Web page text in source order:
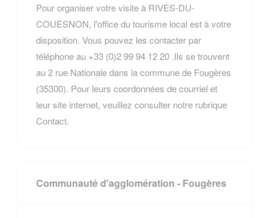
Pour organiser votre visite à RIVES-DU-
COUESNON, l'office du tourisme local est à votre
disposition. Vous pouvez les contacter par
téléphone au +33 (0)2 99 94 12 20 .Ils se trouvent
au 2 rue Nationale dans la commune de Fougères
(35300). Pour leurs coordonnées de courriel et
leur site internet, veuillez consulter notre rubrique
Contact.
Communauté d'agglomération - Fougères